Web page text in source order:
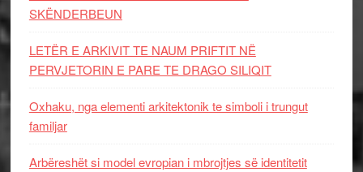
SKËNDERBEUN
LETËR E ARKIVIT TE NAUM PRIFTIT NË
PERVJETORIN E PARE TE DRAGO SILIQIT
Oxhaku, nga elementi arkitektonik te simboli i trungut
familjar
Arbëreshët si model evropian i mbrojtjes së identitetit